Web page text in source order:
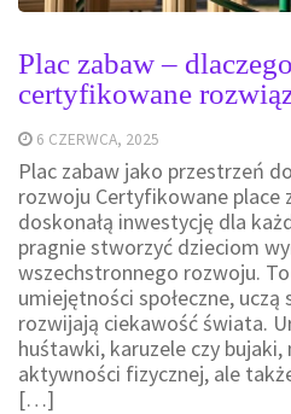
Plac zabaw –
certyfikowane
6 CZERWCA, 2025
Plac zabaw jako przestrzeń
rozwoju Certyfikowane place
doskonałą inwestycję dla
pragnie stworzyć dzieciom
wszechstronnego rozwoju.
umiejętności społeczne, uczą
rozwijają ciekawość świata.
huśtawki, karuzele czy
aktywności fizycznej, ale
[…]